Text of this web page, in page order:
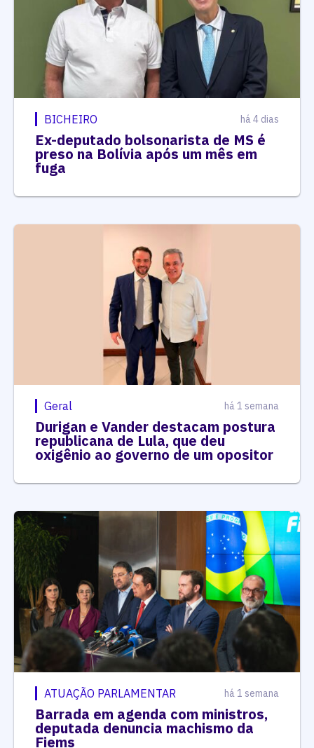
BICHEIRO há 4 dias
Ex-deputado bolsonarista de MS é
preso na Bolívia após um mês em
fuga
Geral há 1 semana
Durigan e Vander destacam postura
republicana de Lula, que deu
oxigênio ao governo de um opositor
ATUAÇÃO PARLAMENTAR há 1 semana
Barrada em agenda com ministros,
deputada denuncia machismo da
Fiems